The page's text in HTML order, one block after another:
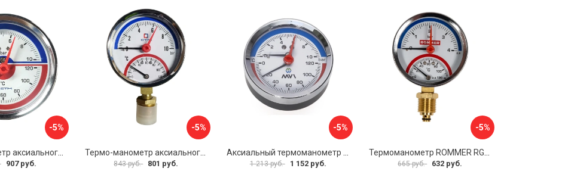
-5%
907 руб.
-5%
Термо-манометр аксиального подключения СТМ CTM14R10
843 руб. 801 руб.
-5%
1 213 руб. 1 152 руб.
-5%
665 руб. 632 руб.